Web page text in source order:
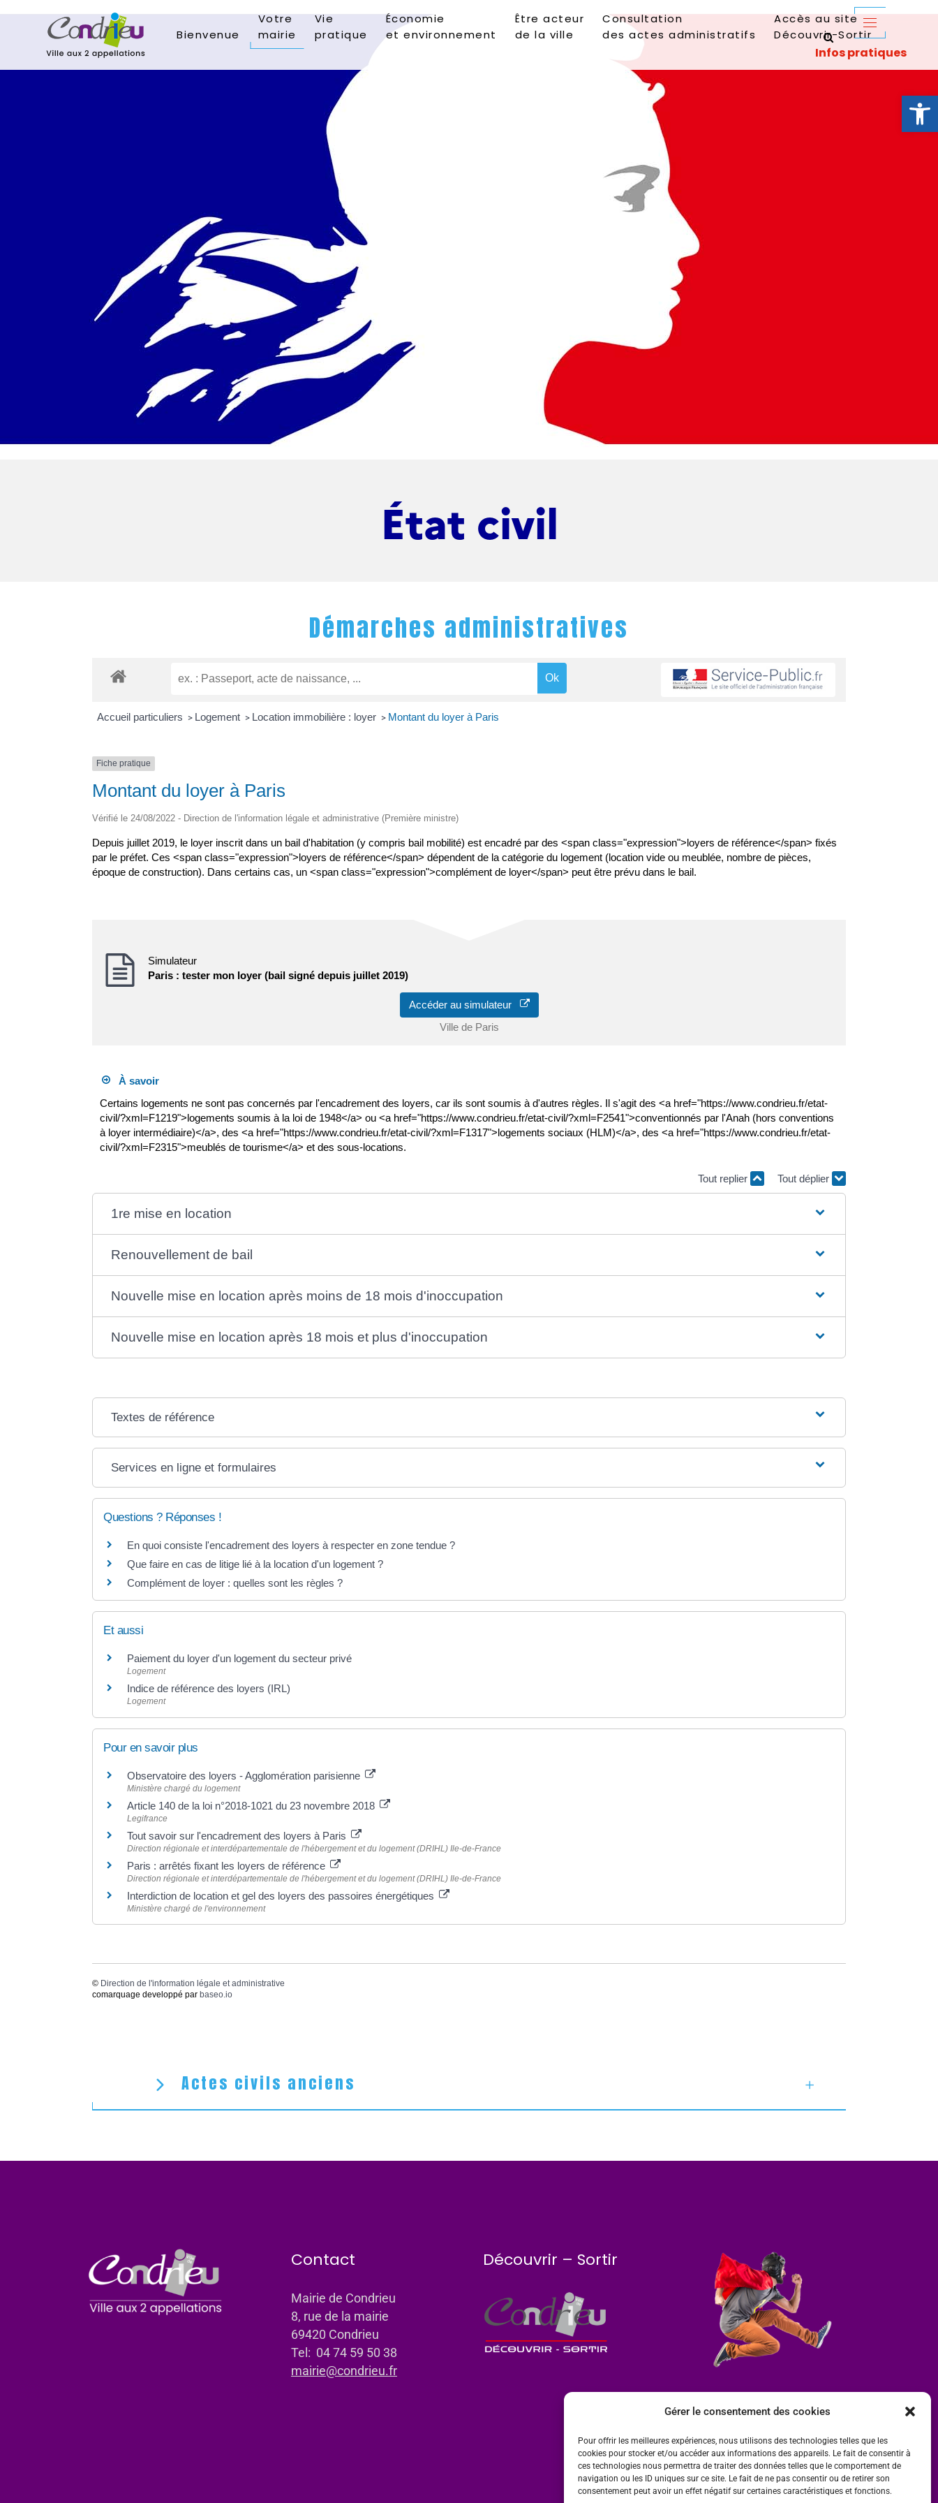
Ouvrir
Gérer le consentement des cookies
Pour offrir les meilleures expériences, nous utilisons des technologies telles que les
cookies pour stocker et/ou accéder aux informations des appareils. Le fait de consentir à
ces technologies nous permettra de traiter des données telles que le comportement de
navigation ou les ID uniques sur ce site. Le fait de ne pas consentir ou de retirer son
consentement peut avoir un effet négatif sur certaines caractéristiques et fonctions.
Bienvenue
Votre
mairie
Vie
pratique
Économie
et environnement
Être acteur
de la ville
Consultation
des actes administratifs
Accès au site
Découvrir-Sortir
État civil
Démarches administratives
Accueil particuliers > Logement > Location immobilière : loyer > Montant du loyer à Paris
Fiche pratique
Montant du loyer à Paris
Vérifié le 24/08/2022 - Direction de l'information légale et administrative (Première ministre)
Depuis juillet 2019, le loyer inscrit dans un bail d'habitation (y compris bail mobilité) est encadré par des <span class="expression">loyers de référence</span> fixés
par le préfet. Ces <span class="expression">loyers de référence</span> dépendent de la catégorie du logement (location vide ou meublée, nombre de pièces,
époque de construction). Dans certains cas, un <span class="expression">complément de loyer</span> peut être prévu dans le bail.
Simulateur
Paris : tester mon loyer (bail signé depuis juillet 2019)
Accéder au simulateur
Ville de Paris
À savoir
Certains logements ne sont pas concernés par l'encadrement des loyers, car ils sont soumis à d'autres règles. Il s'agit des <a href="https://www.condrieu.fr/etat-
civil/?xml=F1219">logements soumis à la loi de 1948</a> ou <a href="https://www.condrieu.fr/etat-civil/?xml=F2541">conventionnés par l'Anah (hors conventions
à loyer intermédiaire)</a>, des <a href="https://www.condrieu.fr/etat-civil/?xml=F1317">logements sociaux (HLM)</a>, des <a href="https://www.condrieu.fr/etat-
civil/?xml=F2315">meublés de tourisme</a> et des sous-locations.
Tout replier Tout déplier
1re mise en location
Renouvellement de bail
Nouvelle mise en location après moins de 18 mois d'inoccupation
Nouvelle mise en location après 18 mois et plus d'inoccupation
Textes de référence
Services en ligne et formulaires
Questions ? Réponses !
En quoi consiste l'encadrement des loyers à respecter en zone tendue ?
Que faire en cas de litige lié à la location d'un logement ?
Complément de loyer : quelles sont les règles ?
Et aussi
Paiement du loyer d'un logement du secteur privé
Logement
Indice de référence des loyers (IRL)
Logement
Pour en savoir plus
Observatoire des loyers - Agglomération parisienne
Ministère chargé du logement
Article 140 de la loi n°2018-1021 du 23 novembre 2018
Legifrance
Tout savoir sur l'encadrement des loyers à Paris
Direction régionale et interdépartementale de l'hébergement et du logement (DRIHL) Ile-de-France
Paris : arrêtés fixant les loyers de référence
Direction régionale et interdépartementale de l'hébergement et du logement (DRIHL) Ile-de-France
Interdiction de location et gel des loyers des passoires énergétiques
Ministère chargé de l'environnement
© Direction de l'information légale et administrative
comarquage developpé par baseo.io
Actes civils anciens
Contact
Mairie de Condrieu
8, rue de la mairie
69420 Condrieu
Tel: 04 74 59 50 38
mairie@condrieu.fr
Découvrir – Sortir